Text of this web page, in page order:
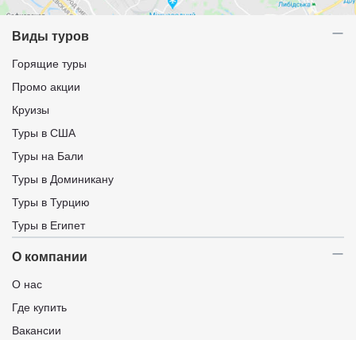
Виды туров
Горящие туры
Промо акции
Круизы
Туры в США
Туры на Бали
Туры в Доминикану
Туры в Турцию
Туры в Египет
О компании
О нас
Где купить
Вакансии